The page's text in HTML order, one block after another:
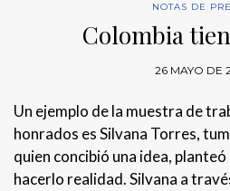
NOTAS DE
Colombia
26 MAYO DE
Un ejemplo de la muestra de
honrados es Silvana Torres,
quien concibió una idea,
hacerlo realidad. Silvana a